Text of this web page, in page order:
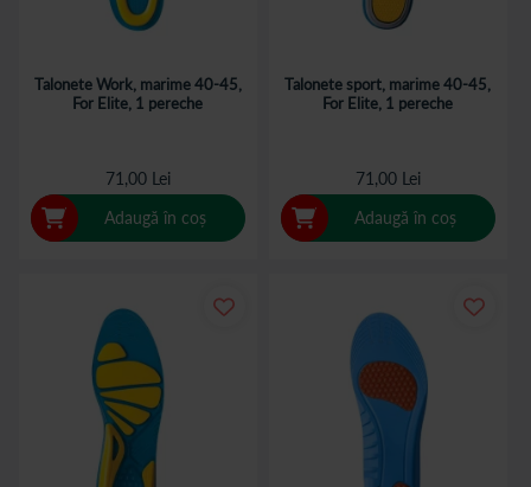
Talonete Work, marime 40-45,
For Elite, 1 pereche
71,00 Lei
Adaugă în coș
Talonete sport, marime 40-45,
For Elite, 1 pereche
71,00 Lei
Adaugă în coș